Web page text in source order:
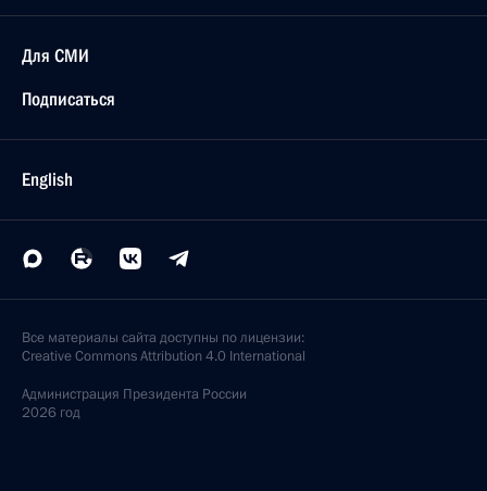
Для СМИ
Подписаться
English
Все материалы сайта доступны по лицензии:
Creative Commons Attribution 4.0 International
Администрация Президента России
2026 год